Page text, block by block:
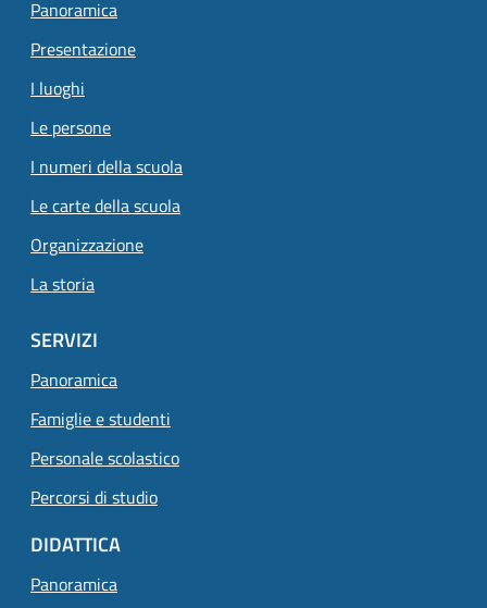
Panoramica
Presentazione
I luoghi
Le persone
I numeri della scuola
Le carte della scuola
Organizzazione
La storia
SERVIZI
Panoramica
Famiglie e studenti
Personale scolastico
Percorsi di studio
DIDATTICA
Panoramica